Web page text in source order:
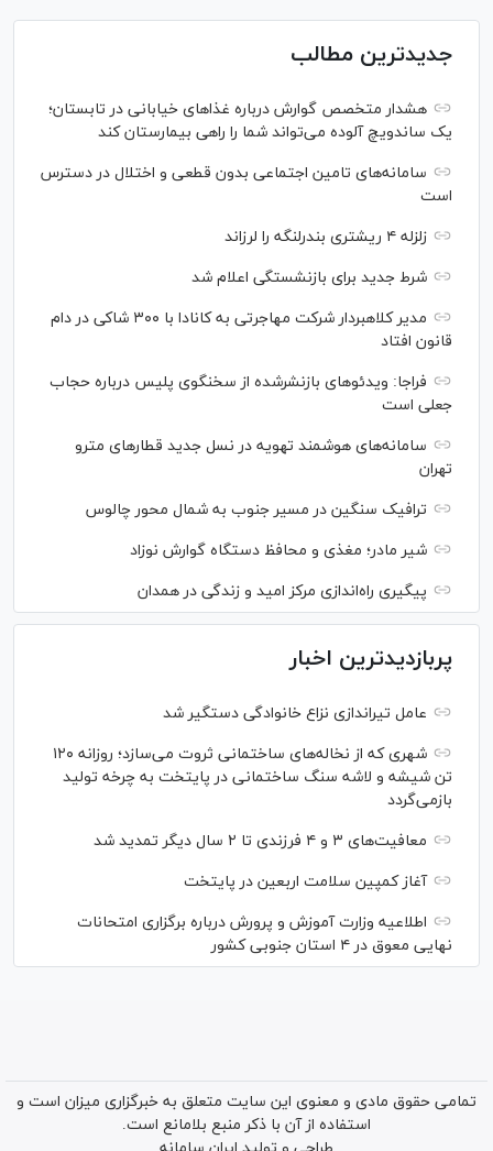
جدیدترین مطالب
هشدار متخصص گوارش درباره غذا‌های خیابانی در تابستان؛
یک ساندویچ آلوده می‌تواند شما را راهی بیمارستان کند
سامانه‌های تامین اجتماعی بدون قطعی و اختلال در دسترس
است
زلزله ۴ ریشتری بندرلنگه را لرزاند
شرط جدید برای بازنشستگی اعلام شد
مدیر کلاهبردار شرکت مهاجرتی به کانادا با ۳۰۰ شاکی در دام
قانون افتاد
فراجا: ویدئو‌های بازنشرشده از سخنگوی پلیس درباره حجاب
جعلی است
سامانه‌های هوشمند تهویه در نسل جدید قطار‌های مترو
تهران
ترافیک سنگین در مسیر جنوب به شمال محور چالوس
شیر مادر؛ مغذی و محافظ دستگاه گوارش نوزاد
پیگیری راه‌اندازی مرکز امید و زندگی در همدان
پربازدیدترین اخبار
عامل تیراندازی نزاع خانوادگی دستگیر شد
شهری که از نخاله‌های ساختمانی ثروت می‌سازد؛ روزانه ۱۲۰
تن شیشه و لاشه سنگ ساختمانی در پایتخت به چرخه تولید
بازمی‌گردد
معافیت‌های ۳ و ۴ فرزندی تا ۲ سال دیگر تمدید شد
آغاز کمپین سلامت اربعین در پایتخت
اطلاعیه وزارت آموزش و پرورش درباره برگزاری امتحانات
نهایی معوق در ۴ استان جنوبی کشور
تمامی حقوق مادی و معنوی این سایت متعلق به خبرگزاری میزان است و
استفاده از آن با ذکر منبع بلامانع است.